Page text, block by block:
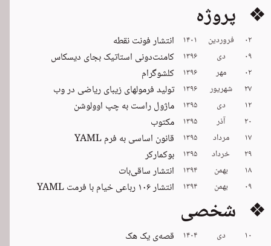
❖ پروژه
۰۲ فروردین ۱۴۰۱ انتشار فونت نقطه
۰۹ دی ۱۳۹۶ کامنت‌دونی استاتیک بجای دیسکاس
۰۲ مهر ۱۳۹۶ کلشوگرام
۲۷ شهریور ۱۳۹۶ تولید فرمولهای زیبای ریاضی در وب
۱۲ دی ۱۳۹۵ ماژول راست به چپ اوولوشن
۲۰ آذر ۱۳۹۵ مکتوب
۱۷ مرداد ۱۳۹۵ قانون اساسی به فرم YAML
۲۹ خرداد ۱۳۹۵ بوکمارکر
۱۸ بهمن ۱۳۹۴ انتشار ساقی‌بات
۰۹ بهمن ۱۳۹۴ انتشار ۱۰۶ رباعی خیام با فرمت YAML
❖ شخصی
۱۰ دی ۱۴۰۴ قصه‌ی یک هک